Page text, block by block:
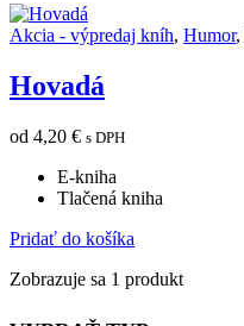
Akcia - výpredaj kníh, Humor,
Hovadá
od 4,20 € s DPH
E-kniha
Tlačená kniha
Pridať do košíka
Zobrazuje sa 1 produkt